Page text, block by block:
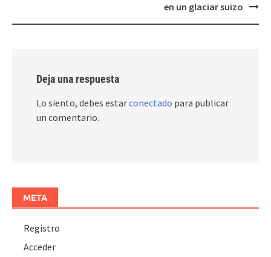
en un glaciar suizo
Deja una respuesta
Lo siento, debes estarconectado para publicar
un comentario.
META
Registro
Acceder